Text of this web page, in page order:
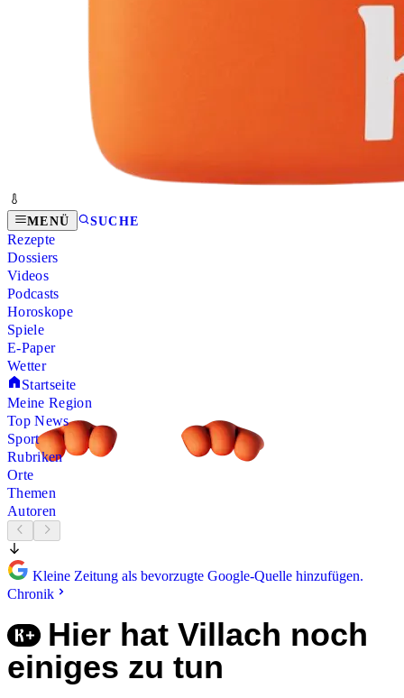
MENÜ SUCHE
Rezepte
Dossiers
Videos
Podcasts
Horoskope
Spiele
E-Paper
Wetter
Startseite
Meine Region
Top News
Sport
Rubriken
Orte
Themen
Autoren
Kleine Zeitung als bevorzugte Google-Quelle hinzufügen.
Chronik
Hier hat Villach noch
einiges zu tun